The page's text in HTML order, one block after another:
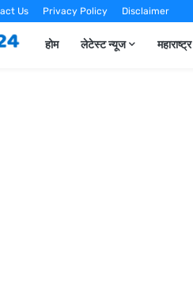
Us Privacy Policy Disclaimer
होम लेटेस्ट न्यूज महाराष्ट्र